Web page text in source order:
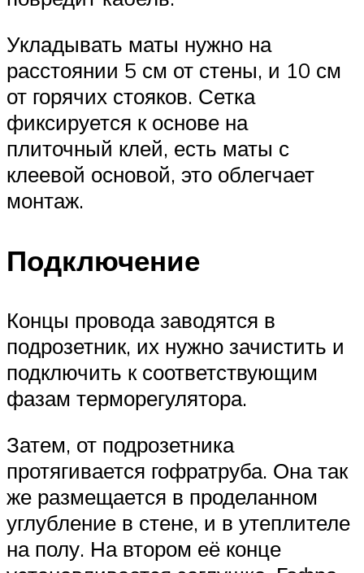
Укладывать маты нужно на
расстоянии 5 см от стены, и 10 см
от горячих стояков. Сетка
фиксируется к основе на
плиточный клей, есть маты с
клеевой основой, это облегчает
монтаж.
Подключение
Концы провода заводятся в
подрозетник, их нужно зачистить и
подключить к соответствующим
фазам терморегулятора.
Затем, от подрозетника
протягивается гофратруба. Она так
же размещается в проделанном
углубление в стене, и в утеплителе
на полу. На втором её конце